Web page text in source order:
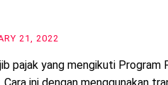
21, 2022
pajak yang mengikuti Program